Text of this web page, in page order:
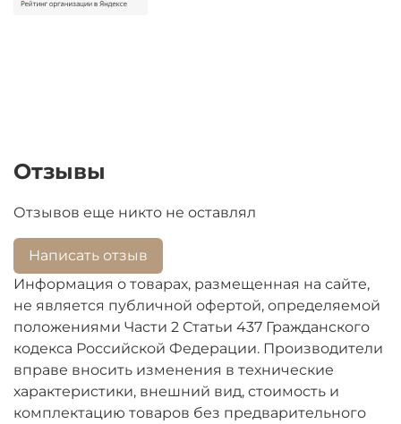
Отзывы
Отзывов еще никто не оставлял
Написать отзыв
Информация о товарах, размещенная на сайте,
не является публичной офертой, определяемой
положениями Части 2 Статьи 437 Гражданского
кодекса Российской Федерации. Производители
вправе вносить изменения в технические
характеристики, внешний вид, стоимость и
комплектацию товаров без предварительного